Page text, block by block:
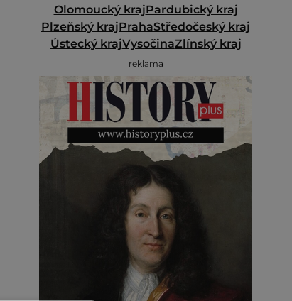
Olomoucký krajPardubický kraj
Plzeňský krajPrahaStředočeský kraj
Ústecký krajVysočinaZlínský kraj
reklama